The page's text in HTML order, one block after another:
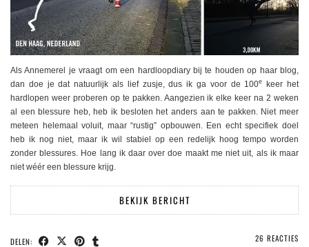
Als Annemerel je vraagt om een hardloopdiary bij te houden op haar blog,
dan doe je dat natuurlijk als lief zusje, dus ik ga voor de 100e keer het
hardlopen weer proberen op te pakken. Aangezien ik elke keer na 2 weken
al een blessure heb, heb ik besloten het anders aan te pakken. Niet meer
meteen helemaal voluit, maar “rustig” opbouwen. Een echt specifiek doel
heb ik nog niet, maar ik wil stabiel op een redelijk hoog tempo worden
zonder blessures. Hoe lang ik daar over doe maakt me niet uit, als ik maar
niet wéér een blessure krijg.
BEKIJK BERICHT
DELEN: 26 REACTIES